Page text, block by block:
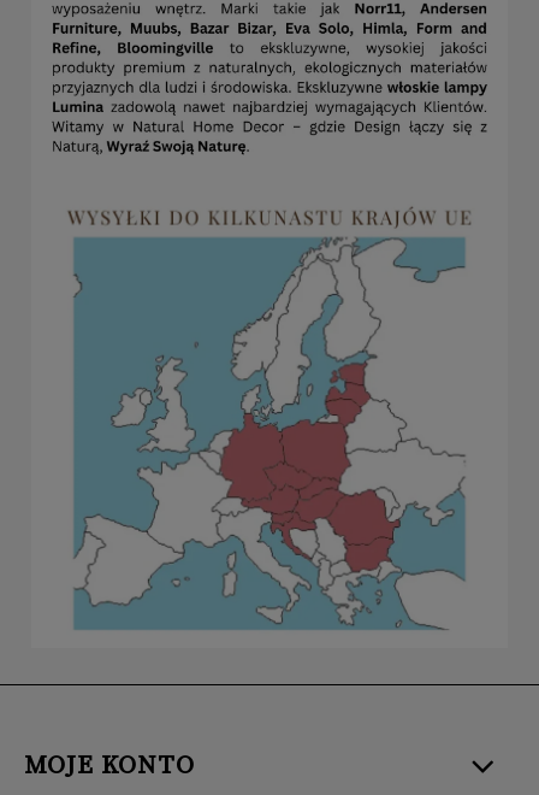
MOJE KONTO